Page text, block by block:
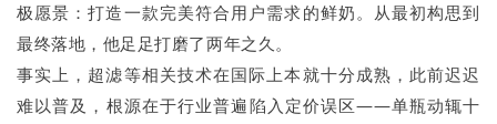
极愿景：打造一款完美符合用户需求的鲜奶。从最初构思到
最终落地，他足足打磨了两年之久。
事实上，超滤等相关技术在国际上本就十分成熟，此前迟迟
难以普及，根源在于行业普遍陷入定价误区——单瓶动辄十